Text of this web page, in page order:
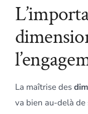
La maîtrise des
va bien au-delà